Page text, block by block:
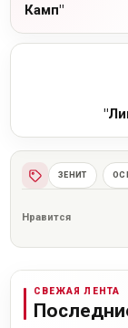
Камп"
ЗЕНИТ
Нравится
СВЕЖАЯ ЛЕНТА